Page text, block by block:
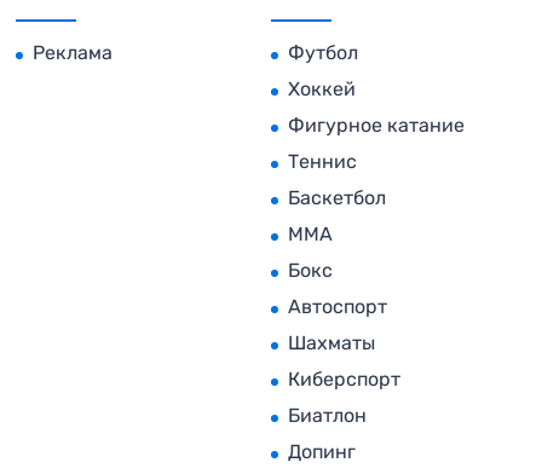
Реклама
Футбол
Хоккей
Фигурное катание
Теннис
Баскетбол
MMA
Бокс
Автоспорт
Шахматы
Киберспорт
Биатлон
Допинг